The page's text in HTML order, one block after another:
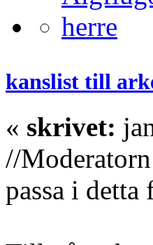
kanslist till
« skrivet:
//
passa i detta